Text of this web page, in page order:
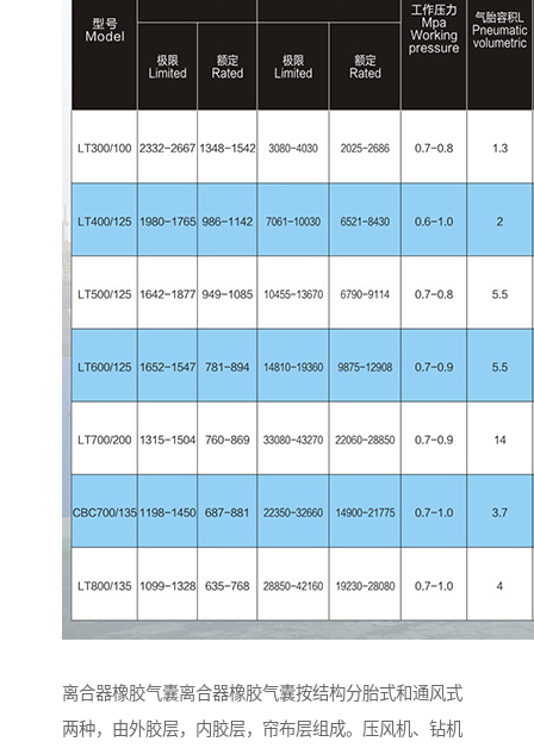
离合器橡胶气囊离合器橡胶气囊按结构分胎式和通风式
两种，由外胶层，内胶层，帘布层组成。压风机、钻机